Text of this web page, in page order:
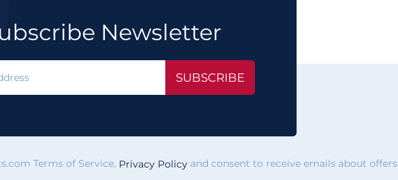
Newsletter
SUBSCRIBE
Terms of Service, Privacy Policy and consent to receive emails about offers